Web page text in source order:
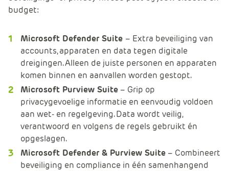
budget:
Microsoft Defender Suite – Extra beveiliging van
accounts, apparaten en data tegen digitale
dreigingen. Alleen de juiste personen en apparaten
komen binnen en aanvallen worden gestopt.
Microsoft Purview Suite – Grip op
privacygevoelige informatie en eenvoudig voldoen
aan wet- en regelgeving. Data wordt veilig,
verantwoord en volgens de regels gebruikt én
opgeslagen.
Microsoft Defender & Purview Suite – Combineert
beveiliging en compliance in één samenhangend